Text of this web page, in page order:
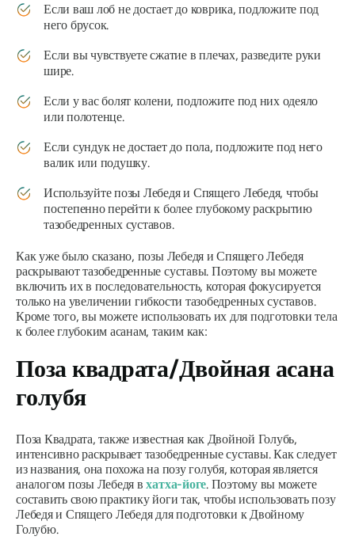
Если ваш лоб не достает до коврика, подложите под
него брусок.
Если вы чувствуете сжатие в плечах, разведите руки
шире.
Если у вас болят колени, подложите под них одеяло
или полотенце.
Если сундук не достает до пола, подложите под него
валик или подушку.
Используйте позы Лебедя и Спящего Лебедя, чтобы
постепенно перейти к более глубокому раскрытию
тазобедренных суставов.
Как уже было сказано, позы Лебедя и Спящего Лебедя
раскрывают тазобедренные суставы. Поэтому вы можете
включить их в последовательность, которая фокусируется
только на увеличении гибкости тазобедренных суставов.
Кроме того, вы можете использовать их для подготовки тела
к более глубоким асанам, таким как:
Поза квадрата/Двойная асана
голубя
Поза Квадрата, также известная как Двойной Голубь,
интенсивно раскрывает тазобедренные суставы. Как следует
из названия, она похожа на позу голубя, которая является
аналогом позы Лебедя вхатха-йоге. Поэтому вы можете
составить свою практику йоги так, чтобы использовать позу
Лебедя и Спящего Лебедя для подготовки к Двойному
Голубю.